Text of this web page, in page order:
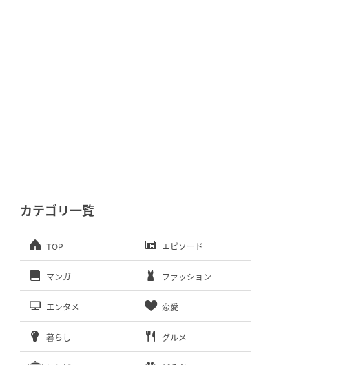
カテゴリ一覧
TOP エピソード
マンガ ファッション
エンタメ 恋愛
暮らし グルメ